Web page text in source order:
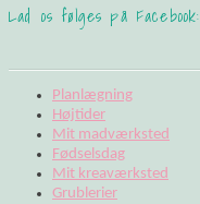
Lad os følges på Facebook:
Planlægning
Højtider
Mit madværksted
Fødselsdag
Mit kreaværksted
Grublerier